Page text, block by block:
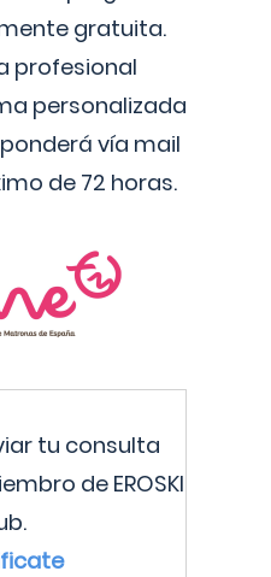
gratuita.
profesional
personalizada
vía mail
de 72 horas.
tu consulta
de EROSKI